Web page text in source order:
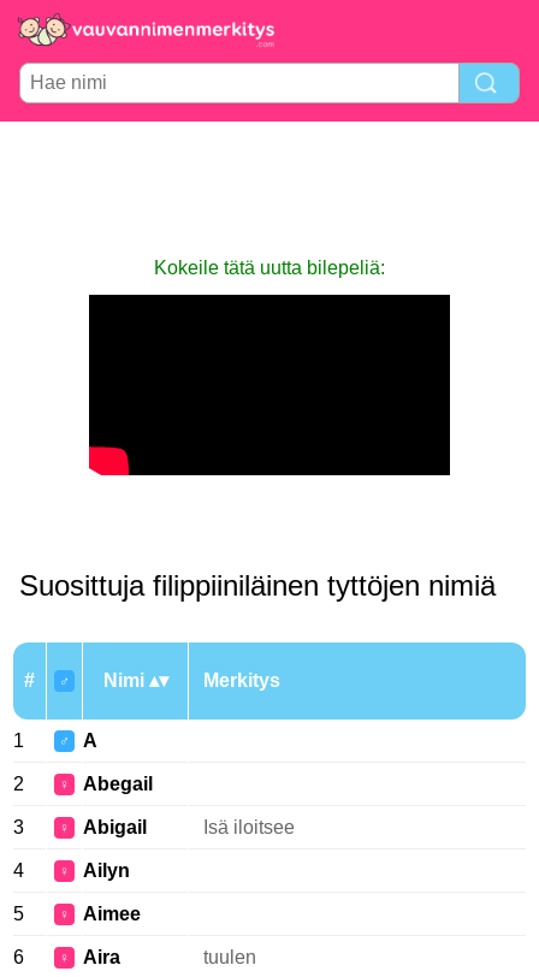
Kokeile tätä uutta bilepeliä:
Suosittuja filippiiniläinen tyttöjen nimiä
# ♂ Nimi Merkitys
1 ♂ A
2 ♀ Abegail
3 ♀ Abigail Isä iloitsee
4 ♀ Ailyn
5 ♀ Aimee
6 ♀ Aira tuulen